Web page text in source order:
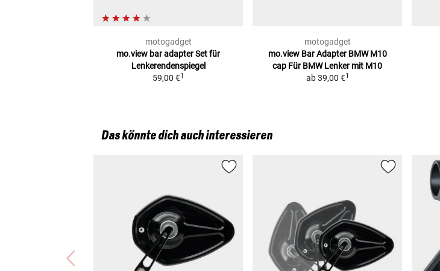
motogadget
mo.view bar adapter Set für
Lenkerendenspiegel
59,00 €1
motogadget
mo.view Bar Adapter BMW M10
cap Für BMW Lenker mit M10
ab 39,00 €1
Das könnte dich auch interessieren